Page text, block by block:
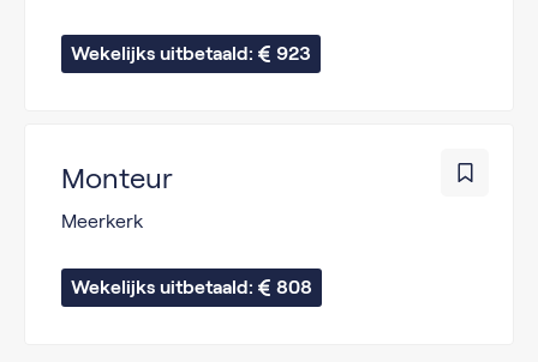
Wekelijks uitbetaald: 923
Monteur
Meerkerk
Wekelijks uitbetaald: 808